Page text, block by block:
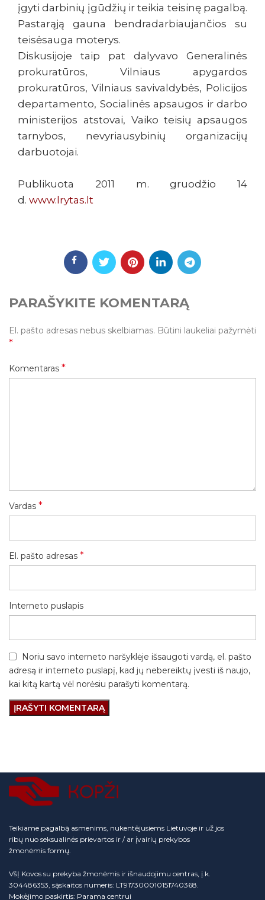
įgyti darbinių įgūdžių ir teikia teisinę pagalbą.
Pastarąją gauna bendradarbiaujančios su
teisėsauga moterys.
Diskusijoje taip pat dalyvavo Generalinės
prokuratūros, Vilniaus apygardos
prokuratūros, Vilniaus savivaldybės, Policijos
departamento, Socialinės apsaugos ir darbo
ministerijos atstovai, Vaiko teisių apsaugos
tarnybos, nevyriausybinių organizacijų
darbuotojai.
Publikuota 2011 m. gruodžio 14
d. www.lrytas.lt
PARAŠYKITE KOMENTARĄ
El. pašto adresas nebus skelbiamas. Būtini laukeliai pažymėti
*
Komentaras *
Vardas *
El. pašto adresas *
Interneto puslapis
Noriu savo interneto naršyklėje išsaugoti vardą, el. pašto
adresą ir interneto puslapį, kad jų nebereiktų įvesti iš naujo,
kai kitą kartą vėl norėsiu parašyti komentarą.
Teikiame pagalbą asmenims, nukentėjusiems Lietuvoje ir už jos
ribų nuo seksualinės prievartos ir / ar įvairių prekybos
žmonėmis formų.
VšĮ Kovos su prekyba žmonėmis ir išnaudojimu centras, į.k.
304486353, sąskaitos numeris: LT917300010151740368.
Mokėjimo paskirtis: Parama centrui